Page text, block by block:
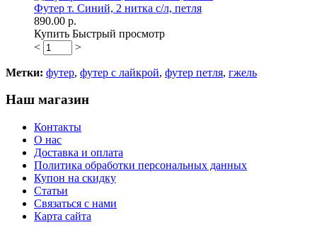
Футер т. Синий, 2 нитка с/л, петля
890.00 р.
Купить Быстрый просмотр
<
>
Метки: футер, футер с лайкрой, футер петля, гжель
Наш магазин
Контакты
О нас
Доставка и оплата
Политика обработки персональных данных
Купон на скидку
Статьи
Связаться с нами
Карта сайта